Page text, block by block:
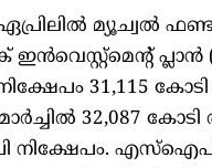
മ്യൂച്വല്‍
ഇന്‍വെസ്റ്റ്‌മെന്റ്‌
31,115
32,087